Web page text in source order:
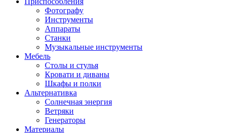
Фотографу
Инструменты
Аппараты
Станки
Музыкальные инструменты
Мебель
Столы и стулья
Кровати и диваны
Шкафы и полки
Альтернативка
Солнечная энергия
Ветряки
Генераторы
Материалы